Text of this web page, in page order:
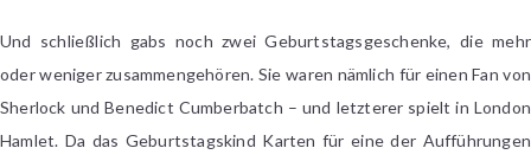
Und schließlich gabs noch zwei Geburtstagsgeschenke, die mehr
oder weniger zusammengehören. Sie waren nämlich für einen Fan von
Sherlock und Benedict Cumberbatch – und letzterer spielt in London
Hamlet. Da das Geburtstagskind Karten für eine der Aufführungen